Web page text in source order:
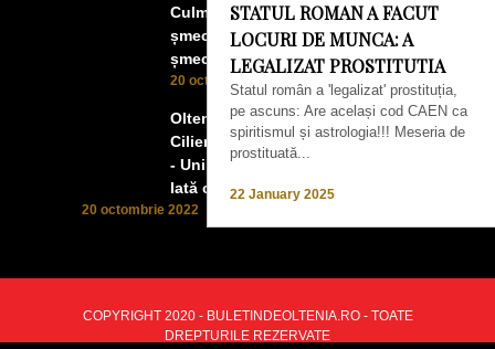
STATUL ROMAN A FACUT
LOCURI DE MUNCA: A
LEGALIZAT PROSTITUTIA
Statul român a 'legalizat' prostituția,
pe ascuns: Are același cod CAEN ca
spiritismul și astrologia!!! Meseria de
prostituată...
22 January 2025
Culmea smecheriei! O mașină
șmecheră l-a trădat pe cel mai
șmecher oltean
20 octombrie 2022
Oltenii, Dăbulenii, Izbicenii,
Cilienii s-au înfrățit cu Puchenii
- Unii cu munca, alții cu profitul.
Iată ce a ieșit!
20 octombrie 2022
COPYRIGHT 2020 - BULETINDEOLTENIA.RO - TOATE
DREPTURILE REZERVATE